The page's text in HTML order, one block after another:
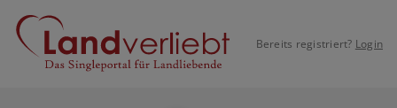
Bereits registriert? Login